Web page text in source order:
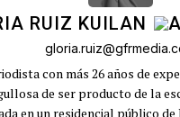
RUIZ KUILAN
con más 26 años de
de ser producto de la
en un residencial público de